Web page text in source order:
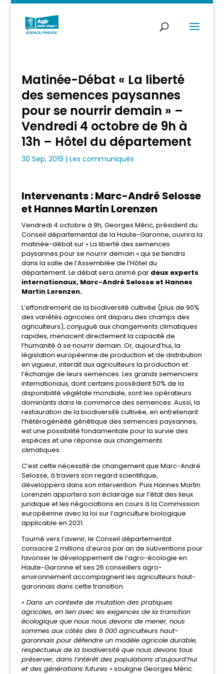
Matinée-Débat « La liberté
des semences paysannes
pour se nourrir demain » –
Vendredi 4 octobre de 9h à
13h – Hôtel du département
30 Sep, 2019 | Les communiqués
Intervenants : Marc-André Selosse
et Hannes Martin Lorenzen
Vendredi 4 octobre à 9h, Georges Méric, président du
Conseil départemental de la Haute-Garonne, ouvrira la
matinée-débat sur « La liberté des semences
paysannes pour se nourrir demain » qui se tiendra
dans la salle de l’Assemblée de l’Hôtel du
département. Le débat sera animé par deux experts
internationaux, Marc-André Selosse et Hannes
Martin Lorenzen.
L’effondrement de la biodiversité cultivée (plus de 90%
des variétés agricoles ont disparu des champs des
agriculteurs), conjugué aux changements climatiques
rapides, menacent directement la capacité de
l’humanité à se nourrir demain. Or, aujourd’hui, la
législation européenne de production et de distribution
en vigueur, interdit aux agriculteurs la production et
l’échange de leurs semences. Les grands semenciers
internationaux, dont certains possèdent 50% de la
disponibilité végétale mondiale, sont les opérateurs
dominants dans le commerce des semences. Aussi, la
restauration de la biodiversité cultivée, en entretenant
l’hétérogénéité génétique des semences paysannes,
est une possibilité fondamentale pour la survie des
espèces et une réponse aux changements
climatiques.
C’est cette nécessité de changement que Marc-André
Selosse, à travers son regard scientifique,
développera dans son intervention. Puis Hannes Martin
Lorenzen apportera son éclairage sur l’état des lieux
juridique et les négociations en cours à la Commission
européenne avec la loi sur l’agriculture biologique
applicable en 2021.
Tourné vers l’avenir, le Conseil départemental
consacre 2 millions d’euros par an de subventions pour
favoriser le développement de l’agro-écologie en
Haute-Garonne et ses 26 conseillers agro-
environnement accompagnent les agriculteurs haut-
garonnais dans cette transition.
« Dans un contexte de mutation des pratiques
agricoles, en lien avec les exigences de la transition
écologique que nous nous devons de mener, nous
sommes aux côtés des 6 000 agriculteurs haut-
garonnais pour défendre un modèle agricole durable,
respectueux de la biodiversité que nous devons tous
préserver, dans l’intérêt des populations d’aujourd’hui
et des générations futures »souligne Georges Méric.